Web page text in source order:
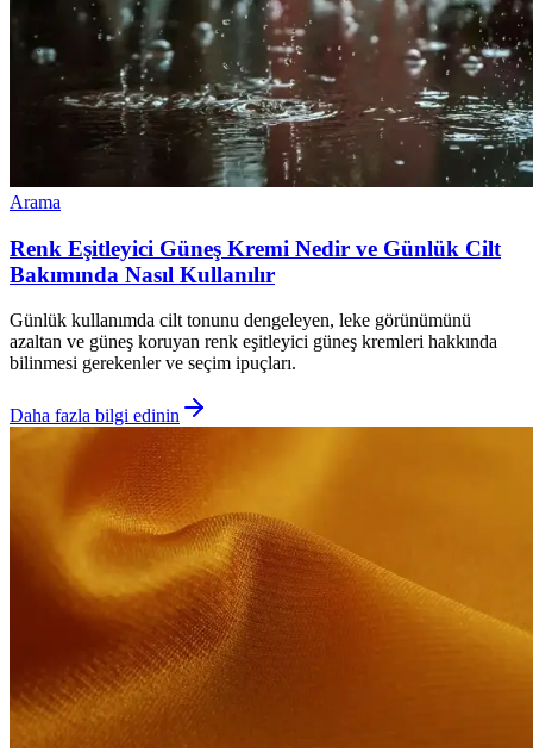
Arama
Renk Eşitleyici Güneş Kremi Nedir ve Günlük Cilt
Bakımında Nasıl Kullanılır
Günlük kullanımda cilt tonunu dengeleyen, leke görünümünü
azaltan ve güneş koruyan renk eşitleyici güneş kremleri hakkında
bilinmesi gerekenler ve seçim ipuçları.
Daha fazla bilgi edinin